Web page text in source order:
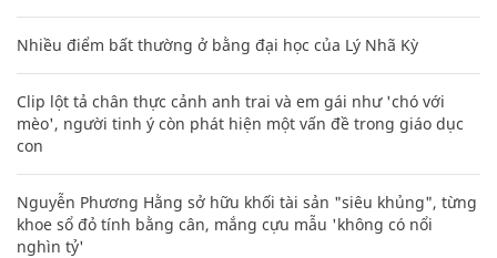
Nhiều điểm bất thường ở bằng đại học của Lý Nhã Kỳ
Clip lột tả chân thực cảnh anh trai và em gái như 'chó với
mèo', người tinh ý còn phát hiện một vấn đề trong giáo dục
con
Nguyễn Phương Hằng sở hữu khối tài sản "siêu khủng", từng
khoe sổ đỏ tính bằng cân, mắng cựu mẫu 'không có nổi
nghìn tỷ'